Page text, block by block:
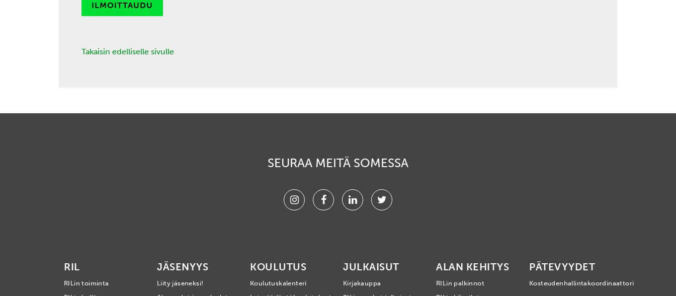
ILMOITTAUDU
Takaisin edelliselle sivulle
SEURAA MEITÄ SOMESSA
InstagramFacebookLinkedinTwitter
RIL
RILin toiminta
JÄSENYYS
Liity jäseneksi!
KOULUTUS
Koulutuskalenteri
JULKAISUT
Kirjakauppa
ALAN KEHITYS
RILin palkinnot
PÄTEVYYDET
Kosteudenhallintakoordinaattori